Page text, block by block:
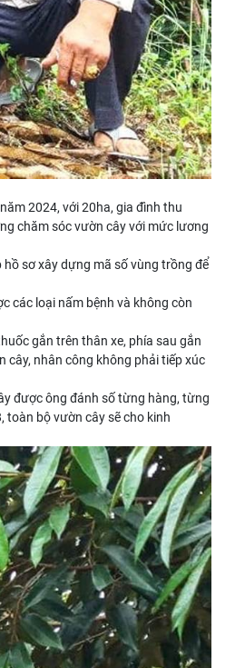
2024, với 20ha, gia đình thu
chăm sóc vườn cây với mức lương
hồ sơ xây dựng mã số vùng trồng để
các loại nấm bệnh và không còn
gắn trên thân xe, phía sau gắn
cây, nhân công không phải tiếp xúc
được ông đánh số từng hàng, từng
toàn bộ vườn cây sẽ cho kinh